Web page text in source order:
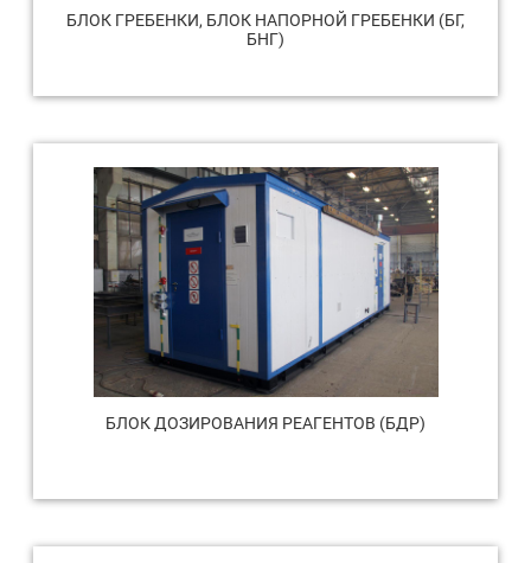
БЛОК ГРЕБЕНКИ, БЛОК НАПОРНОЙ ГРЕБЕНКИ (БГ,
БНГ)
БЛОК ДОЗИРОВАНИЯ РЕАГЕНТОВ (БДР)